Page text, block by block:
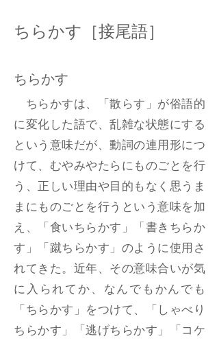
ちらかす［接尾語］
ちらかす
ちらかすは、「散らす」が俗語的
に変化した語で、乱雑な状態にする
という意味だが、動詞の連用形につ
けて、むやみやたらにものごとを行
う、正しい理由や目的もなく思うま
まにものごとを行うという意味を加
え、「食いちらかす」「書きちらか
す」「蹴ちらかす」のように使用さ
れてきた。近年、その意味合いが気
に入られてか、なんでもかんでも
「ちらかす」をつけて、「しゃべり
ちらかす」「逃げちらかす」「コケ